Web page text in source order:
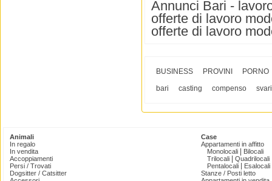
Annunci Bari -
offerte di lavoro
offerte di lavoro
BUSINESS PROVINI
PORNO
bari
casting compenso
Animali
In regalo
In vendita
Accoppiamenti
Persi / Trovati
Dogsitter / Catsitter
Case
Appartamenti in affitto
Monolocali
Bilocali
Trilocali
Quadrilocali
Pentalocali
Esalocali
Stanze / Posti letto